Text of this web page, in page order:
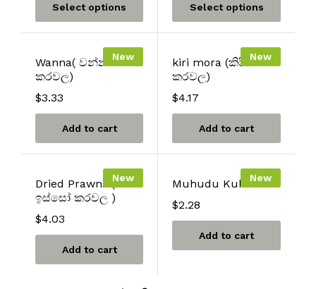
Select options Select options
New
Wanna( වන්නා
කරවල)
$3.33
Add to cart
New
kiri mora (කිරි මෝරා
කරවල)
$4.17
Add to cart
New
Dried Prawns (
ඉස්සෝ කරවල )
$4.03
Add to cart
New
Muhudu Kukula
$2.28
Add to cart